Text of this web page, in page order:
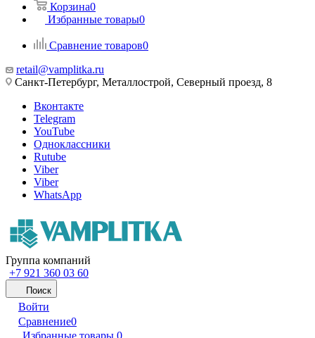
Корзина0
Избранные товары0
Сравнение товаров0
retail@vamplitka.ru
Санкт-Петербург, Металлострой, Северный проезд, 8
Вконтакте
Telegram
YouTube
Одноклассники
Rutube
Viber
Viber
WhatsApp
Группа компаний
+7 921 360 03 60
Поиск
Войти
Сравнение0
Избранные товары 0